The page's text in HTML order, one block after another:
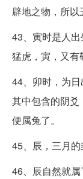
辟地之物，所以
43、寅时是人
猛虎，寅，又有
44、卯时，为
其中包含的阴
便属兔了。
45、辰，三月的
46、辰自然就属